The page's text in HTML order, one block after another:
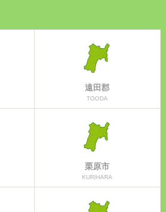
遠田郡
TOODA
栗原市
KURIHARA